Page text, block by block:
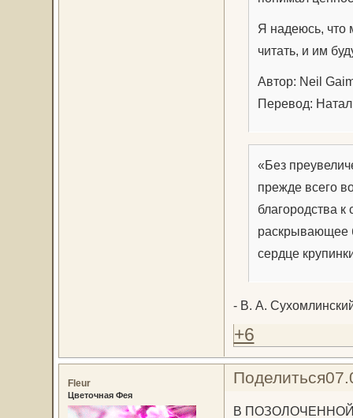
Я надеюсь, что
читать, и им
Автор: Neil
Перевод:
«Без
прежде всего
благородства
раскрывающее
сердце
- В. А.
+6
Поделиться
Fleur
Цветочная Фея
В